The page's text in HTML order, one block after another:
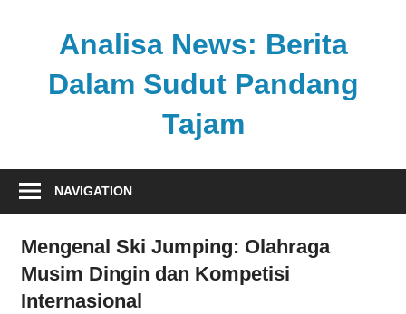
Analisa News: Berita
Dalam Sudut Pandang
Tajam
kritis
dari
dunia,
politik,
NAVIGATION
Mengenal Ski Jumping: Olahraga
Musim Dingin dan Kompetisi
Internasional